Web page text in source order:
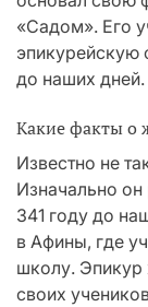
«Садом». Его
эпикурейскую
до наших дней.
Какие факты о
Известно не
Изначально
341 году до
в Афины, где
школу. Эпикур
своих